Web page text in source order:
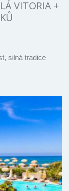
VITORIA +
silná tradice